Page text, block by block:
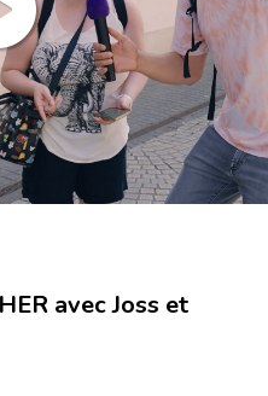
avec Joss et